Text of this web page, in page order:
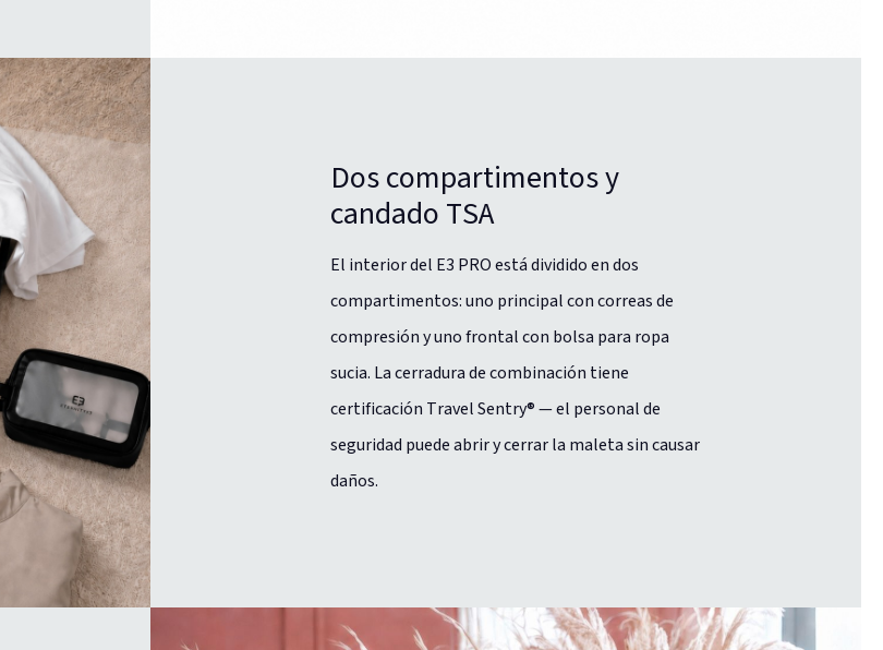
Dos compartimentos y
candado TSA
El interior del E3 PRO está dividido en dos
compartimentos: uno principal con correas de
compresión y uno frontal con bolsa para ropa
sucia. La cerradura de combinación tiene
certificación Travel Sentry® — el personal de
seguridad puede abrir y cerrar la maleta sin causar
daños.